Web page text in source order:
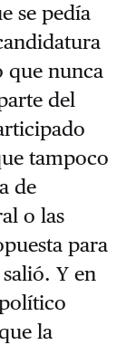
se pedía
que nunca
del
tampoco
de
o las
para
Y en
la